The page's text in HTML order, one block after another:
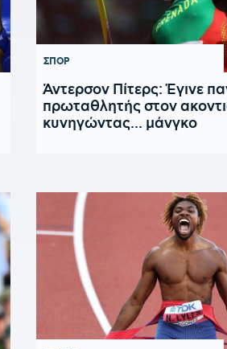
ΣΠΟΡ
Άντερσον Πίτερς: Έγινε
πρωταθλητής στον
κυνηγώντας... μάνγκο